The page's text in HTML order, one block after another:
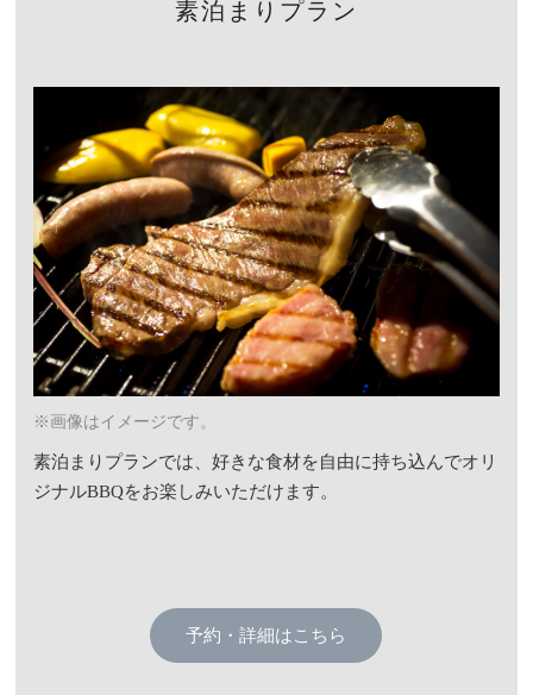
素泊まりプラン
※画像はイメージです。
素泊まりプランでは、好きな食材を自由に持ち込んでオリ
ジナルBBQをお楽しみいただけます。
予約・詳細はこちら